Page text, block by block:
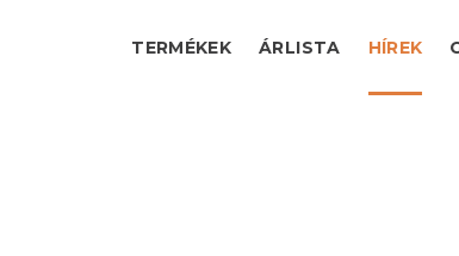
TERMÉKEK ÁRLISTA HÍREK